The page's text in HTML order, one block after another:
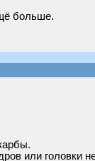
больше.
или головки